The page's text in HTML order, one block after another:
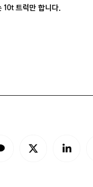
트럭만 합니다.